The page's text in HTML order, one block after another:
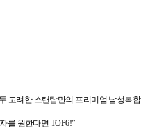
고려한 스탠탑만의 프리미엄 남성복합
를 원한다면 TOP6!”